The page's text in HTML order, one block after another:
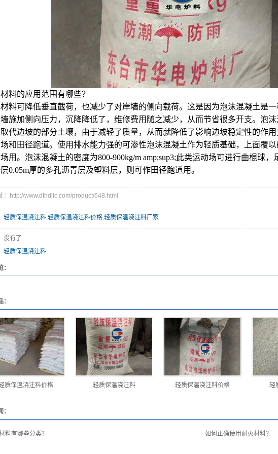
料的应用范围有哪些？
料可降低垂直截荷，也减少了对岸墙的侧向载荷。这是因为泡沫混凝土是
施加侧向压力，沉降降低了，维修费用随之减少，从而节省很多开支。泡
代边坡的部分土壤，由于减轻了质量，从而就降低了影响边坡稳定性的作用
和田径跑道。使用排水能力强的可渗性泡沫混凝土作为轻质基础，上面覆以
用。泡沫混凝土的密度为800-900kg/m amp;sup3;此类运动场可进行曲棍球
层0.05m厚的多孔沥青层及塑料层，则可作田径跑道用。
：http://www.dthdllc.com/product/648.html
轻质保温浇注料,轻质保温浇注料价格,轻质保温浇注料厂家
没有了
轻质保温浇注料
质保温浇注料价格 轻质保温浇注料 轻质保温浇注料价格 轻
料有哪些分类？ 如何正确使用耐火材料？